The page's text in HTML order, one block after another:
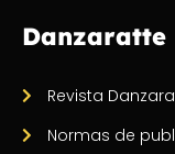
Danzaratte
Revista
Normas de